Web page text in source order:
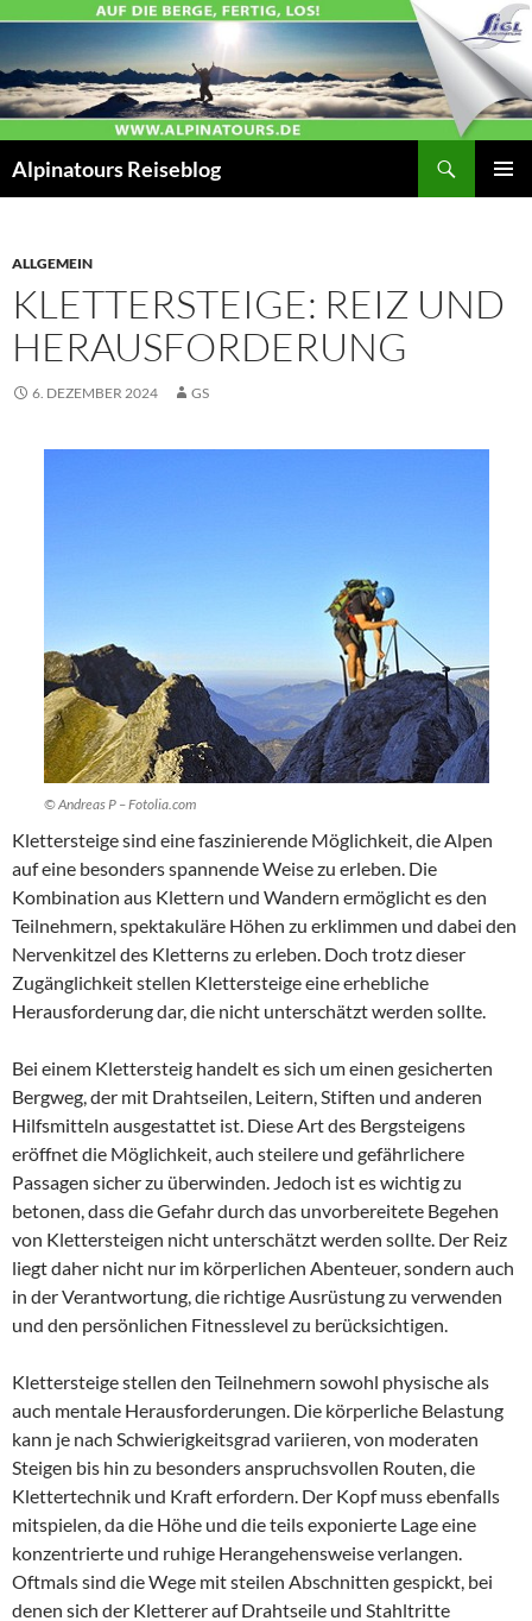
springen
Alpinatours Reiseblog
ALLGEMEIN
KLETTERSTEIGE: REIZ UND
HERAUSFORDERUNG
6. DEZEMBER 2024 GS
© Andreas P – Fotolia.com
Klettersteige sind eine faszinierende Möglichkeit, die Alpen
auf eine besonders spannende Weise zu erleben. Die
Kombination aus Klettern und Wandern ermöglicht es den
Teilnehmern, spektakuläre Höhen zu erklimmen und dabei den
Nervenkitzel des Kletterns zu erleben. Doch trotz dieser
Zugänglichkeit stellen Klettersteige eine erhebliche
Herausforderung dar, die nicht unterschätzt werden sollte.
Bei einem Klettersteig handelt es sich um einen gesicherten
Bergweg, der mit Drahtseilen, Leitern, Stiften und anderen
Hilfsmitteln ausgestattet ist. Diese Art des Bergsteigens
eröffnet die Möglichkeit, auch steilere und gefährlichere
Passagen sicher zu überwinden. Jedoch ist es wichtig zu
betonen, dass die Gefahr durch das unvorbereitete Begehen
von Klettersteigen nicht unterschätzt werden sollte. Der Reiz
liegt daher nicht nur im körperlichen Abenteuer, sondern auch
in der Verantwortung, die richtige Ausrüstung zu verwenden
und den persönlichen Fitnesslevel zu berücksichtigen.
Klettersteige stellen den Teilnehmern sowohl physische als
auch mentale Herausforderungen. Die körperliche Belastung
kann je nach Schwierigkeitsgrad variieren, von moderaten
Steigen bis hin zu besonders anspruchsvollen Routen, die
Klettertechnik und Kraft erfordern. Der Kopf muss ebenfalls
mitspielen, da die Höhe und die teils exponierte Lage eine
konzentrierte und ruhige Herangehensweise verlangen.
Oftmals sind die Wege mit steilen Abschnitten gespickt, bei
denen sich der Kletterer auf Drahtseile und Stahltritte